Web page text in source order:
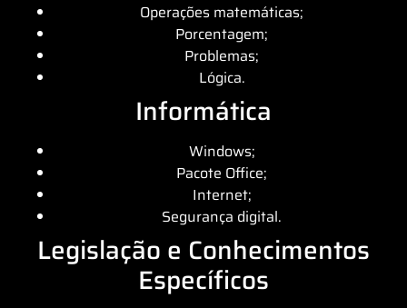
Operações matemáticas;
Porcentagem;
Problemas;
Lógica.
Informática
Windows;
Pacote Office;
Internet;
Segurança digital.
Legislação e Conhecimentos
Específicos